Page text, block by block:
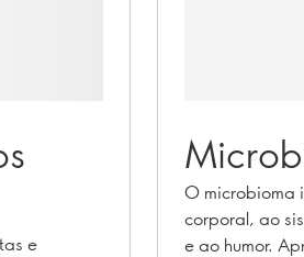
e
O microbioma
corporal, ao
e ao humor.